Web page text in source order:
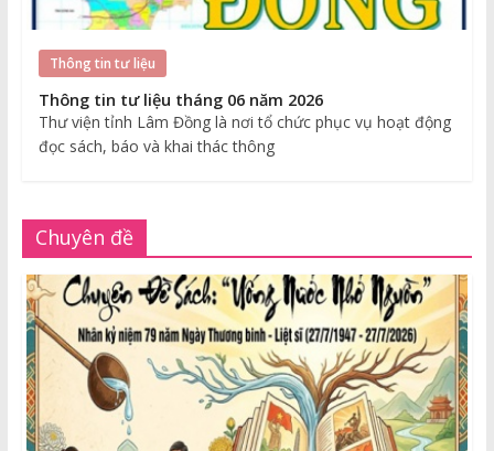
Thông tin tư liệu
Thông tin tư liệu tháng 06 năm 2026
Thư viện tỉnh Lâm Đồng là nơi tổ chức phục vụ hoạt động
đọc sách, báo và khai thác thông
Chuyên đề